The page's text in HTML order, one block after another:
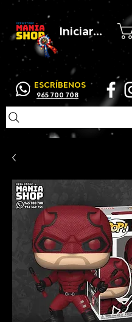
Iniciar sesión
ESCRÍBENOS
965 700 708